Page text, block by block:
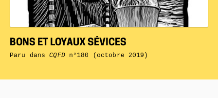
BONS ET LOYAUX SÉVICES
Paru dansCQFDn°180 (octobre 2019)